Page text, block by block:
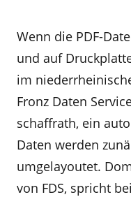
Wenn die PDF-
und auf
im
Fronz Daten
schaffrath, ein
Daten werden
umgelayoutet.
von FDS, spricht